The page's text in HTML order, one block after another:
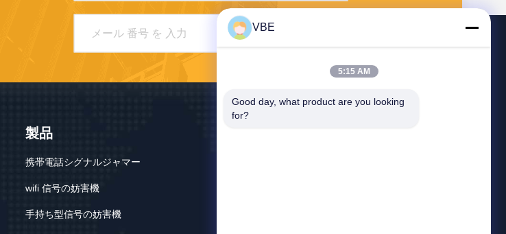
製品
携帯電話シグナルジャマー
wifi 信号の妨害機
手持ち型信号の妨害機
VBE
5:15 AM
Good day, what product are you looking
for?